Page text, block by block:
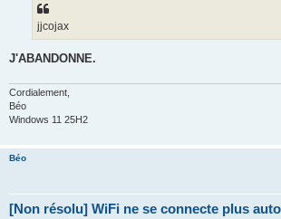
jjcojax
J'ABANDONNE.
Cordialement,
Béo
Windows 11 25H2
Béo
[Non résolu] WiFi ne se connecte plus